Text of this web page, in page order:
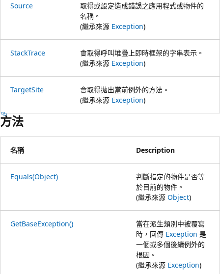
Source
取得或設定造成錯誤之應用程式或物件的
名稱。
(繼承來源 Exception)
StackTrace
會取得呼叫堆疊上即時框架的字串表示。
(繼承來源 Exception)
TargetSite
會取得拋出當前例外的方法。
(繼承來源 Exception)
方法
名稱 Description
Equals(Object)
判斷指定的物件是否等
於目前的物件。
(繼承來源 Object)
GetBaseException()
當在派生類別中被覆寫
時，回傳 Exception 是
一個或多個後續例外的
根因。
(繼承來源 Exception)